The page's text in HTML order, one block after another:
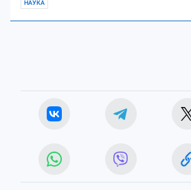
НАУКА